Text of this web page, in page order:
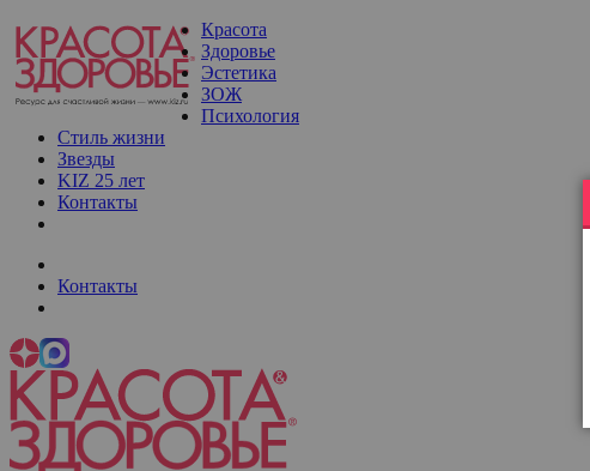
Красота
Здоровье
Эстетика
ЗОЖ
Психология
Стиль жизни
Звезды
KIZ 25 лет
Контакты
Контакты